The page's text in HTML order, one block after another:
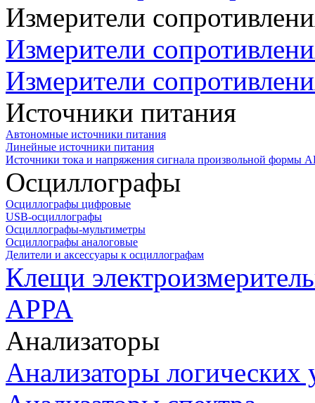
Измерители
Измерители
Измерители
Источники питания
Автономные источники питания
Линейные источники питания
Источники тока и напряжения сигнала произвольной формы
Осциллографы
Осциллографы цифровые
USB-осциллографы
Осциллографы-мультиметры
Осциллографы аналоговые
Делители и аксессуары к осциллографам
Клещи
APPA
Анализаторы
Анализаторы логических